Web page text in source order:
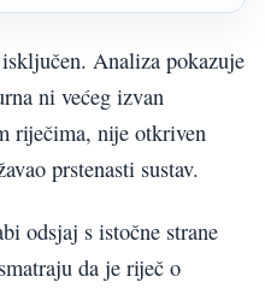
Analiza pokazuje
ni većeg izvan
riječima, nije otkriven
prstenasti sustav.
odsjaj s istočne strane
da je riječ o